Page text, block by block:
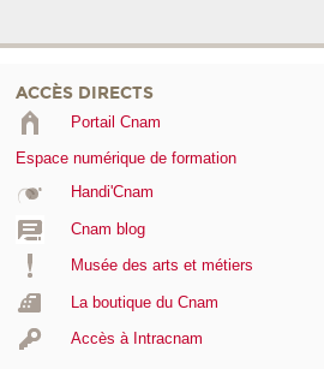
ACCÈS DIRECTS
Portail Cnam
Espace numérique de formation
Handi'Cnam
Cnam blog
Musée des arts et métiers
La boutique du Cnam
Accès à Intracnam